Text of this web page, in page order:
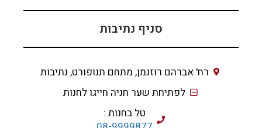
סניף נתיבות
רח' אברהם רוזנמן, מתחם תנופורט, נתיבות
לפתיחת שער חניה חייגו לחנות
טל בחנות :